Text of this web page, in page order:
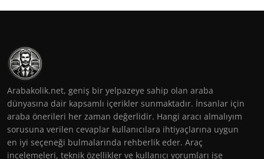
Arabakolik.net, geniş bir yelpazeye sahip olan araba
dünyasına dair kapsamlı içerikler sunmaktadır. İnsanlar için
araba önerileri her zaman değerlidir. Hangi aracı almalıyım
sorusuna verilen cevaplar kullanıcılara ihtiyaçlarına uygun
en iyi seçeneği bulmalarında rehberlik eder. Araç
incelemeleri, teknik özellikler ve kullanıcı yorumları ise